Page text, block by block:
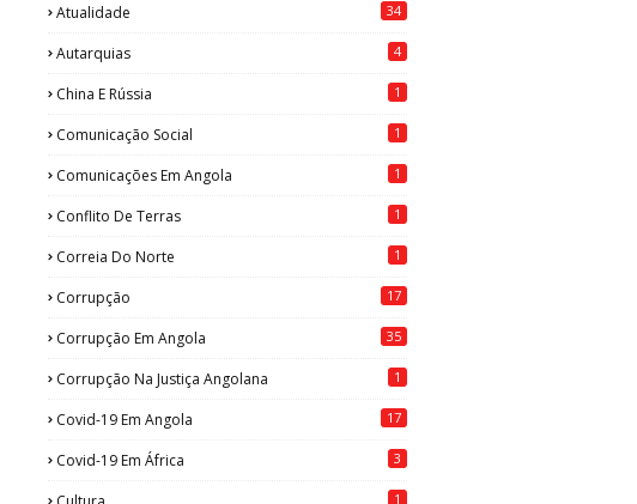
Atualidade 34
Autarquias 4
China E Rússia 1
Comunicação Social 1
Comunicações Em Angola 1
Conflito De Terras 1
Correia Do Norte 1
Corrupção 17
Corrupção Em Angola 35
Corrupção Na Justiça Angolana 1
Covid-19 Em Angola 17
Covid-19 Em África 3
1